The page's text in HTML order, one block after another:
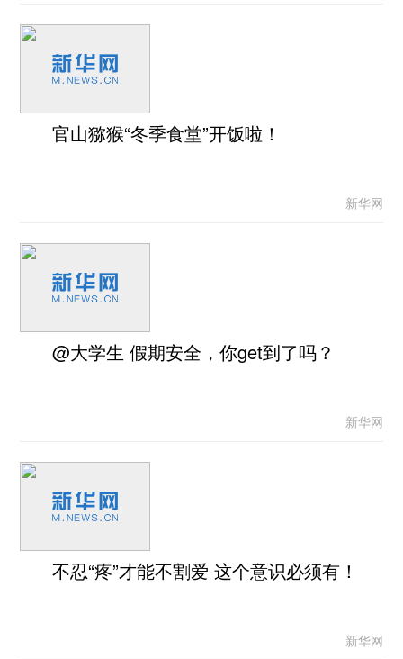
官山猕猴“冬季食堂”开饭啦！
新华网
@大学生 假期安全，你get到了吗？
新华网
不忍“疼”才能不割爱 这个意识必须有！
新华网